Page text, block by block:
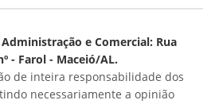
e Comercial: Rua
- Farol - Maceió/AL.
de inteira responsabilidade dos
necessariamente a opinião